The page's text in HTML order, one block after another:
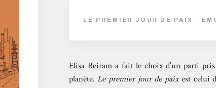
LE PREMIER JOUR DE PAIX -
Elisa Beiram a fait le choix d’un parti
planète.Le premier jour de paixest celui